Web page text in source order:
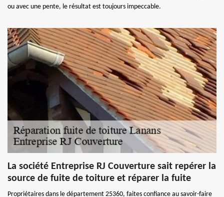
ou avec une pente, le résultat est toujours impeccable.
La société Entreprise RJ Couverture sait repérer la
source de fuite de toiture et réparer la fuite
Propriétaires dans le département 25360, faites confiance au savoir-faire